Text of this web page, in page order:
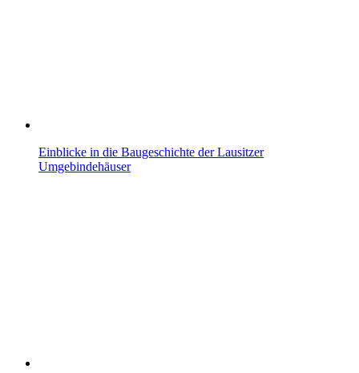
Einblicke in die Baugeschichte der Lausitzer
Umgebindehäuser